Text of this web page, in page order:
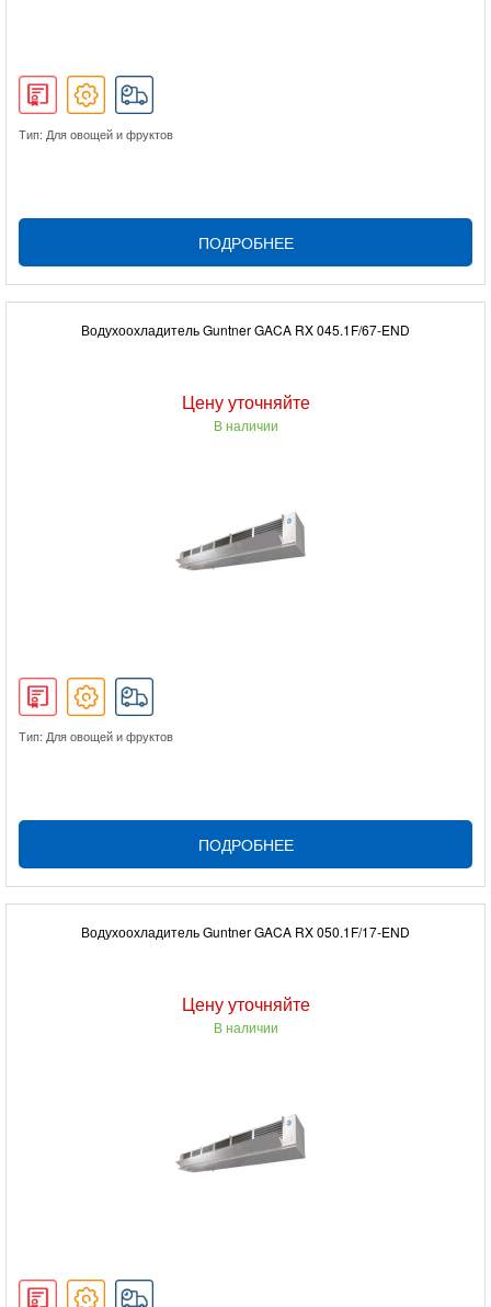
Тип: Для овощей и фруктов
ПОДРОБНЕЕ
Водухоохладитель Guntner GACA RX 045.1F/67-END
Цену уточняйте
В наличии
Тип: Для овощей и фруктов
ПОДРОБНЕЕ
Водухоохладитель Guntner GACA RX 050.1F/17-END
Цену уточняйте
В наличии